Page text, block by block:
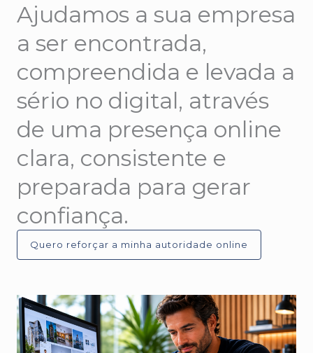
Ajudamos a sua empresa
a ser encontrada,
compreendida e levada a
sério no digital, através
de uma presença online
clara, consistente e
preparada para gerar
confiança.
Quero reforçar a minha autoridade online